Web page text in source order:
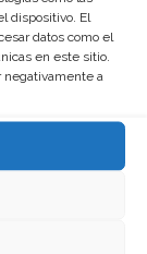
dispositivo. El
datos como el
en este sitio.
negativamente a
libre
tan g...Leer